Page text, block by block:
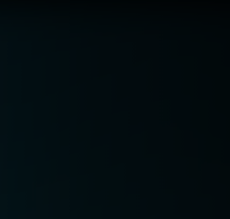
المغرب..